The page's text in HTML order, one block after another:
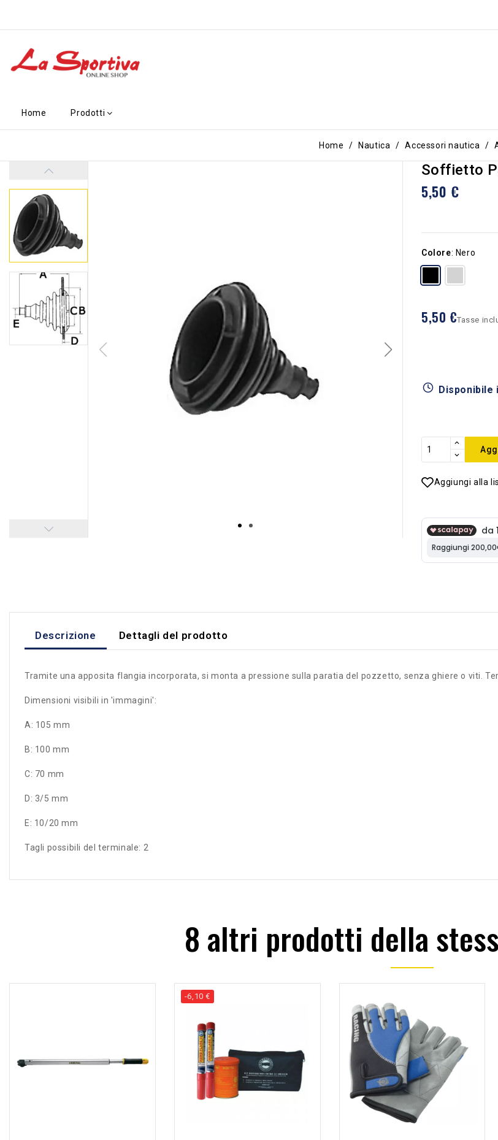
Home Prodotti
Home Nautica Accessori nautica
Soffietto
5,50 €
Colore: Nero
5,50 €Tasse
Disponibile
Aggiungi alla
Descrizione Dettagli del prodotto
Tramite una apposita flangia incorporata, si monta a pressione sulla paratia del pozzetto, senza ghiere o viti.
Dimensioni visibili in 'immagini':
A: 105 mm
B: 100 mm
C: 70 mm
D: 3/5 mm
E: 10/20 mm
Tagli possibili del terminale: 2
8 altri prodotti della
-6,10 €